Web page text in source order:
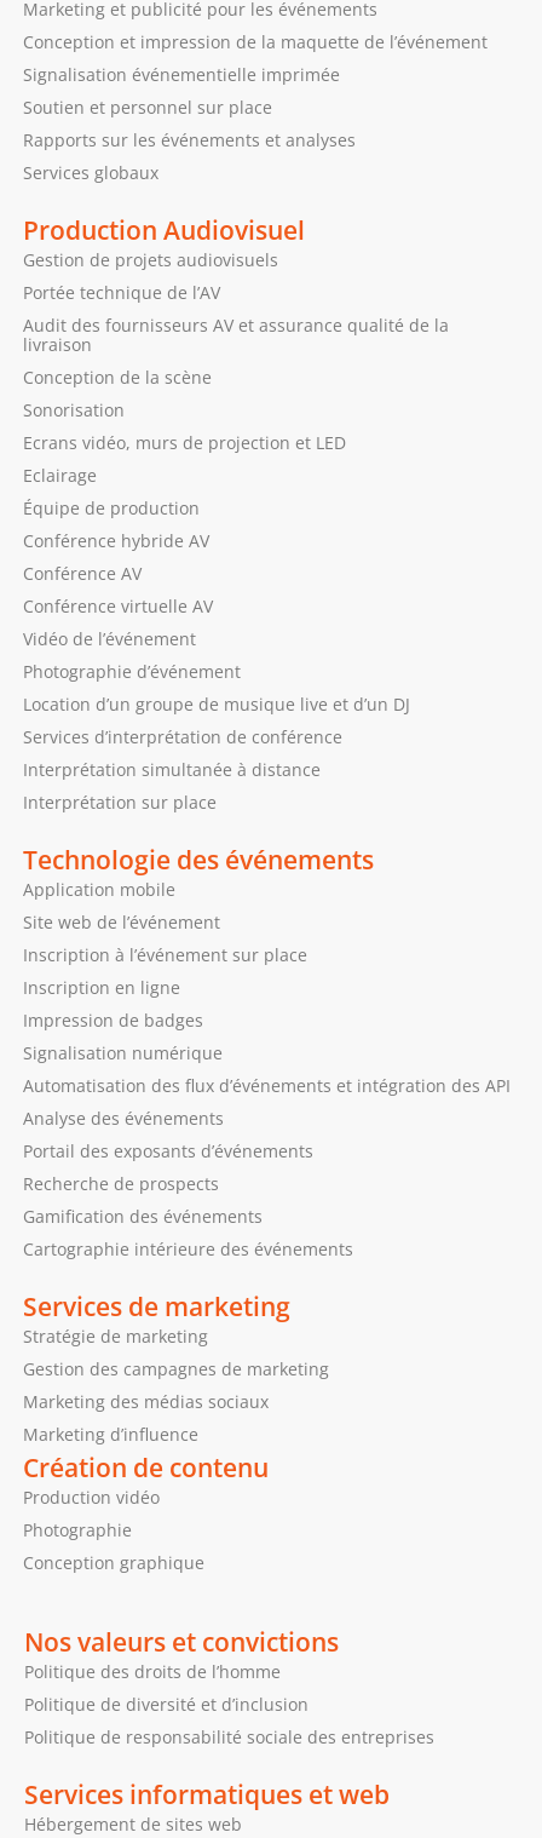
Marketing et publicité pour les événements
Conception et impression de la maquette de l’événement
Signalisation événementielle imprimée
Soutien et personnel sur place
Rapports sur les événements et analyses
Services globaux
Production Audiovisuel
Gestion de projets audiovisuels
Portée technique de l’AV
Audit des fournisseurs AV et assurance qualité de la
livraison
Conception de la scène
Sonorisation
Ecrans vidéo, murs de projection et LED
Eclairage
Équipe de production
Conférence hybride AV
Conférence AV
Conférence virtuelle AV
Vidéo de l’événement
Photographie d’événement
Location d’un groupe de musique live et d’un DJ
Services d’interprétation de conférence
Interprétation simultanée à distance
Interprétation sur place
Technologie des événements
Application mobile
Site web de l’événement
Inscription à l’événement sur place
Inscription en ligne
Impression de badges
Signalisation numérique
Automatisation des flux d’événements et intégration des API
Analyse des événements
Portail des exposants d’événements
Recherche de prospects
Gamification des événements
Cartographie intérieure des événements
Services de marketing
Stratégie de marketing
Gestion des campagnes de marketing
Marketing des médias sociaux
Marketing d’influence
Création de contenu
Production vidéo
Photographie
Conception graphique
Nos valeurs et convictions
Politique des droits de l’homme
Politique de diversité et d’inclusion
Politique de responsabilité sociale des entreprises
Services informatiques et web
Hébergement de sites web